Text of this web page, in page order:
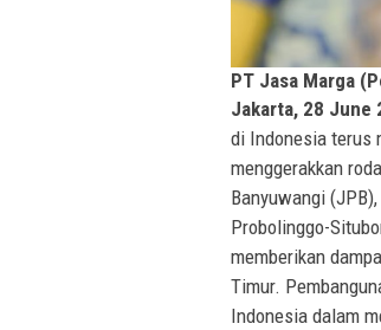
PT Jasa Marga
Jakarta, 28 June
di Indonesia terus
menggerakkan
Banyuwangi
Probolinggo-
memberikan
Timur.
Indonesia dalam